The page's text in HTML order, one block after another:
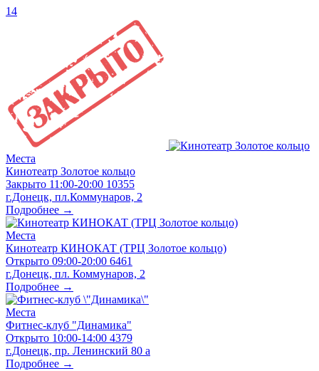
14
Места
Кинотеатр Золотое кольцо
Закрыто 11:00-20:00 10355
г.Донецк, пл.Коммунаров, 2
Подробнее →
Места
Кинотеатр КИНОКАТ (ТРЦ Золотое кольцо)
Открыто 09:00-20:00 6461
г.Донецк, пл. Коммунаров, 2
Подробнее →
Места
Фитнес-клуб "Динамика"
Открыто 10:00-14:00 4379
г.Донецк, пр. Ленинский 80 а
Подробнее →